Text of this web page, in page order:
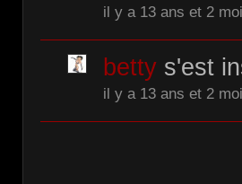
il y a 13 ans et 2
bettys'est
il y a 13 ans et 2